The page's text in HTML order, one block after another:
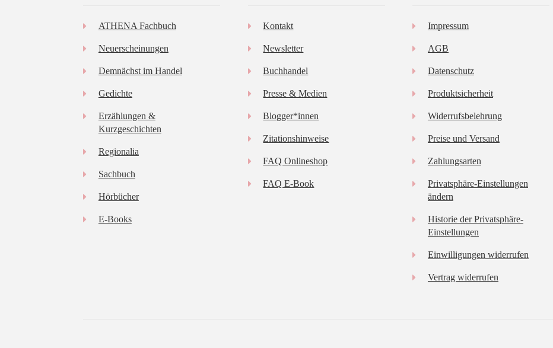
ATHENA Fachbuch
Neuerscheinungen
Demnächst im Handel
Gedichte
Erzählungen &
Kurzgeschichten
Regionalia
Sachbuch
Hörbücher
E-Books
Kontakt
Newsletter
Buchhandel
Presse & Medien
Blogger*innen
Zitationshinweise
FAQ Onlineshop
FAQ E-Book
Impressum
AGB
Datenschutz
Produktsicherheit
Widerrufsbelehrung
Preise und Versand
Zahlungsarten
Privatsphäre-Einstellungen
ändern
Historie der Privatsphäre-
Einstellungen
Einwilligungen widerrufen
Vertrag widerrufen